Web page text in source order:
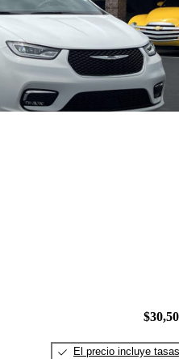
El precio incluye tasas